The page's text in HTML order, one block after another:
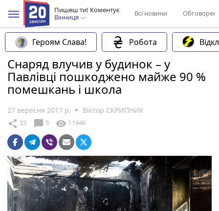
Пишеш ти! Коментує
Вінниця
Всі новини
Героям Слава! Робота
Снаряд влучив у будинок – у
Павлівці пошкоджено майже 90 %
помешкань і школа
27 вересня 2017 р. Віктор СКРИПНИК
share 23 chat_bubble 5 visibility 11946